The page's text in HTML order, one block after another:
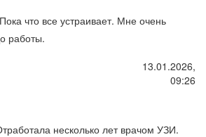
Пока что все устраивает. Мне очень
работы.
13.01.2026,
09:26
несколько лет врачом УЗИ.